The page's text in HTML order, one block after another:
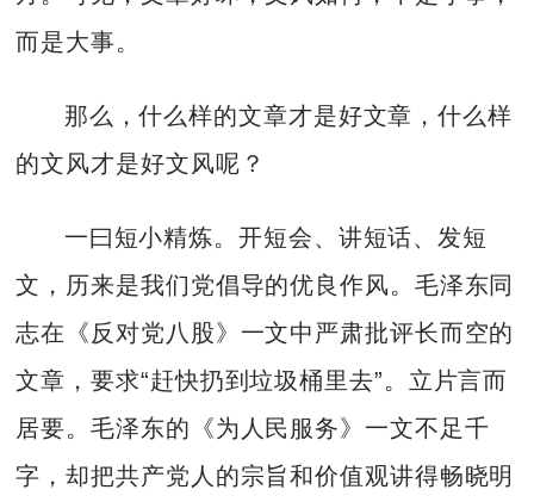
而是大事。
那么，什么样的文章才是好文章，什么样
的文风才是好文风呢？
一曰短小精炼。开短会、讲短话、发短
文，历来是我们党倡导的优良作风。毛泽东同
志在《反对党八股》一文中严肃批评长而空的
文章，要求“赶快扔到垃圾桶里去”。立片言而
居要。毛泽东的《为人民服务》一文不足千
字，却把共产党人的宗旨和价值观讲得畅晓明